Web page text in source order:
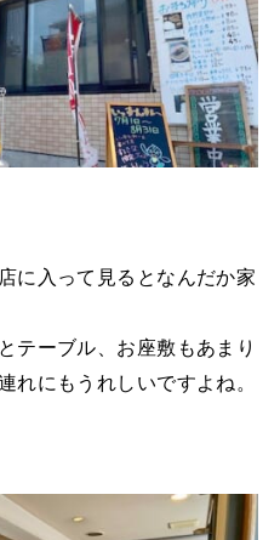
に入って見るとなんだか家
テーブル、お座敷もあまり
れにもうれしいですよね。